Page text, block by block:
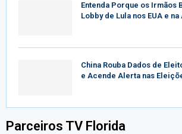
Entenda Porque os Irmãos
Lobby de Lula nos EUA e
China Rouba Dados de
e Acende Alerta nas
Parceiros TV Florida